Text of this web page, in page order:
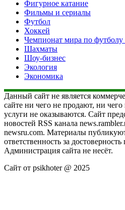
Фигурное катание
Фильмы и сериалы
Футбол
Хоккей
Чемпионат мира по футболу
Шахматы
Шоу-бизнес
Экология
Экономика
Данный сайт не является
сайте ни чего не продают, ни
услуги не оказываются. Сайт
новостей RSS канала
newsru.com. Материалы
ответственность за
Администрация сайта не несёт.
Сайт от psikhoter @ 2025